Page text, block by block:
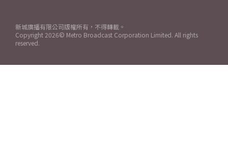
新城廣播有限公司版權所有，不得轉載。
Copyright 2026© Metro Broadcast Corporation Limited. All rights
reserved.